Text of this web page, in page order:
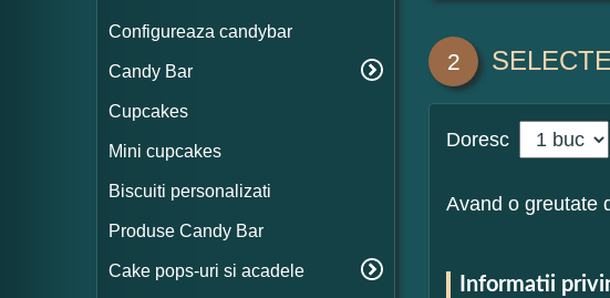
Configureaza candybar
Candy Bar
Cupcakes
Mini cupcakes
Biscuiti personalizati
Produse Candy Bar
Cake pops-uri si acadele
2
Doresc
Avand o greutate
Informatii